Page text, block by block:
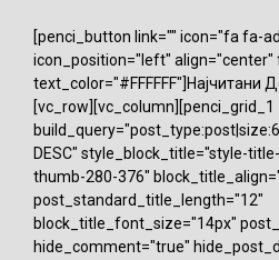
[penci_button link="" icon="fa fa-
icon_position="left" align="center"
text_color="#FFFFFF"]Најчитани
[vc_row][vc_column][penci_grid_1
DESC" style_block_title="style-
thumb-280-376"
post_standard_title_length="12"
block_title_font_size="14px"
hide_comment="true"